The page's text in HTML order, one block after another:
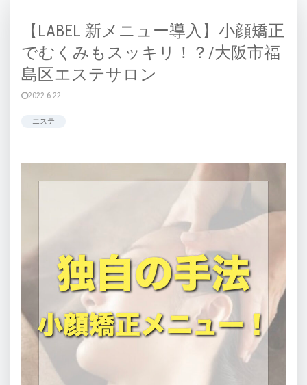
【LABEL 新メニュー導入】小顔矯正
でむくみもスッキリ！？/大阪市福
島区エステサロン
2022.6.22
エステ